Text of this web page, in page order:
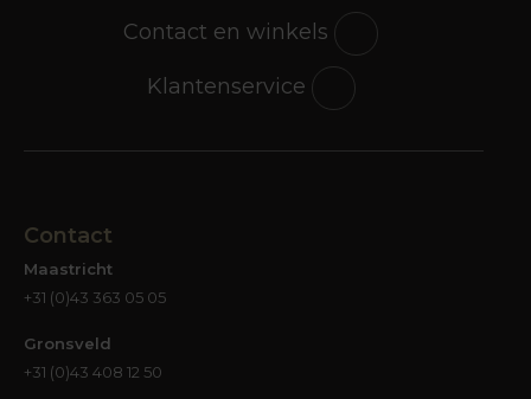
Contact en winkels
Klantenservice
Contact
Maastricht
+31 (0)43 363 05 05
Gronsveld
+31 (0)43 408 12 50